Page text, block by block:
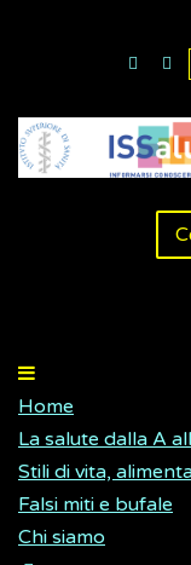
Home
La salute dalla A
Stili di vita,
Falsi miti e bufale
Chi siamo